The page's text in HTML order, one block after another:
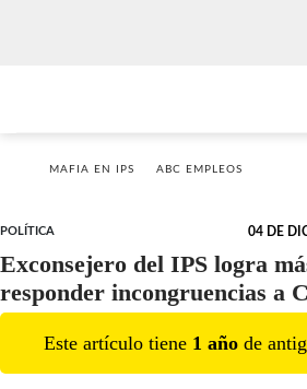
MAFIA EN IPS ABC EMPLEOS
POLÍTICA 04 DE
Exconsejero del IPS logra
responder incongruencias a
Este artículo tiene 1 año de